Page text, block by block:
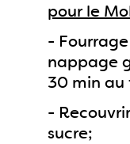
pour le
-
nappage
30 min au
-
sucre;